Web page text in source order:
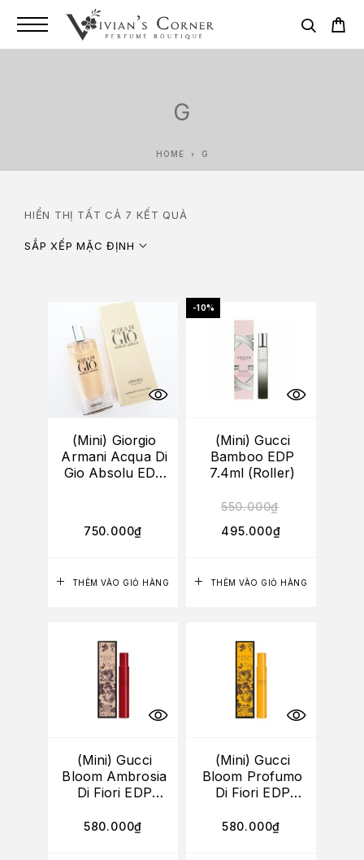
G
HOME G
HIỂN THỊ TẤT CẢ 7 KẾT QUẢ
SẮP XẾP MẶC ĐỊNH
THÊM VÀO GIỎ HÀNG
(Mini) Giorgio
Armani Acqua Di
Gio Absolu EDP
750.000₫
-10%
THÊM VÀO GIỎ HÀNG
(Mini) Gucci
Bamboo EDP
7.4ml (Roller)
550.000₫
495.000₫
(Mini) Gucci
Bloom Ambrosia
Di Fiori EDP
580.000₫
(Mini) Gucci
Bloom Profumo
Di Fiori EDP
580.000₫